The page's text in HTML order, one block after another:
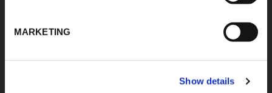
MARKETING
Show details
Z.I. Anjou Atlantique